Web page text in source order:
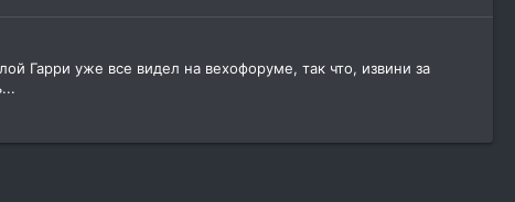
Гарри уже все видел на вехофоруме, так что, извини за